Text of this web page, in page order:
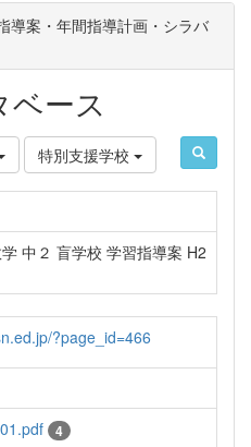
導案・年間指導計画・シラバ
ベース
特別支援学校
中２ 盲学校 学習指導案 H2
?page_id=466
4